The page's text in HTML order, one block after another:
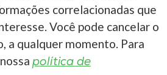
correlacionadas que
Você pode cancelar o
a qualquer momento. Para
política de